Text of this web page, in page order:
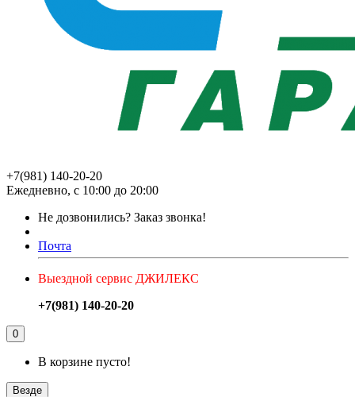
+7(981) 140-20-20
Ежедневно, с 10:00 до 20:00
Не дозвонились? Заказ звонка!
Почта
Выездной сервис ДЖИЛЕКС
+7(981) 140-20-20
0
В корзине пусто!
Везде